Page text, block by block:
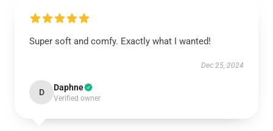
Super soft and comfy. Exactly what I wanted!
Dec 25, 2024
D Daphne
Verified owner